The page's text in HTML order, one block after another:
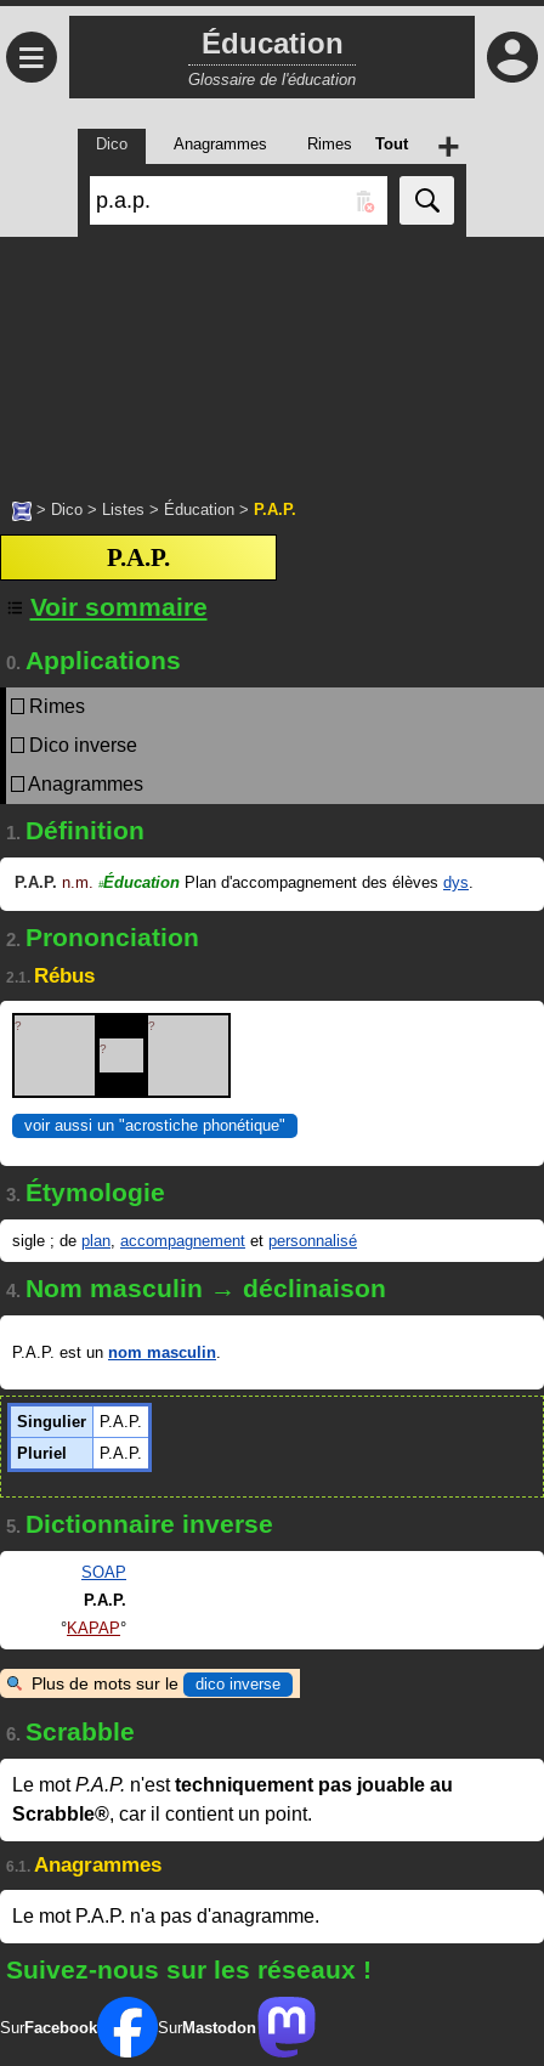
≡ Éducation
Glossaire de l'éducation
Dico Anagrammes Rimes Tout +
> Dico > Listes > Éducation > P.A.P.
P.A.P.
Voir sommaire
0. Applications
Rimes
Dico inverse
Anagrammes
1. Définition
P.A.P. n.m. #Éducation Plan d'accompagnement des élèves dys.
2. Prononciation
2.1. Rébus
?
?
?
voir aussi un "acrostiche phonétique"
3. Étymologie
sigle ; de plan, accompagnement et personnalisé
4. Nom masculin → déclinaison
P.A.P. est un nom masculin.
Singulier
P.A.P.
Pluriel
P.A.P.
5. Dictionnaire inverse
SOAP
P.A.P.
KAPAP
Plus de mots sur le dico inverse
6. Scrabble
Le motP.A.P. n'esttechniquement pas jouable au
Scrabble®, car il contient un point.
6.1. Anagrammes
Le mot P.A.P. n'a pas d'anagramme.
Suivez-nous sur les réseaux !
SurFacebook SurMastodon